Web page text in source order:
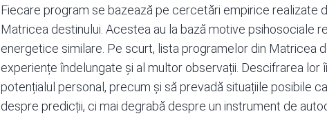
Fiecare program se bazează pe cercetări empirice
Matricea destinului. Acestea au la bază motive psihosociale
energetice similare. Pe scurt, lista programelor din Matricea
experiențe îndelungate și al multor observații. Descifrarea lor
potențialul personal, precum și să prevadă situațiile posibile
despre predicții, ci mai degrabă despre un instrument de